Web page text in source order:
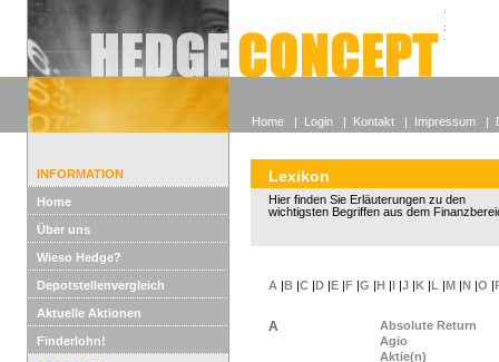
Alle
Wieso
INFORMATION
Home
Über uns
Wieso Hedge?
Depotstellenvergleich
Aktuelle Aktionen
Finderlohn!
Lexikon
Hier finden Sie Erläuterungen zu den
wichtigsten Begriffen aus dem
A |B |C |D |E |F |G |H |I |J |K |L |M |N |O |
A
Absolute Return
Agio
Aktie(n)
Home | Login | Kontakt | Impressum |